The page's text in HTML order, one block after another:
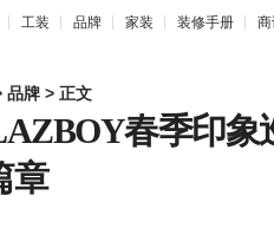
工装 品牌 家装 装修手册
品牌 > 正文
春季印
章